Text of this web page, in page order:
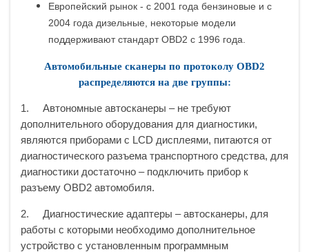
Европейский рынок - с 2001 года бензиновые и с
2004 года дизельные, некоторые модели
поддерживают стандарт OBD2 с 1996 года.
Автомобильные сканеры по протоколу OBD2
распределяются на две группы:
1. Автономные автосканеры – не требуют
дополнительного оборудования для диагностики,
являются приборами с LCD дисплеями, питаются от
диагностического разъема транспортного средства, для
диагностики достаточно – подключить прибор к
разъему OBD2 автомобиля.
2. Диагностические адаптеры – автосканеры, для
работы с которыми необходимо дополнительное
устройство с установленным программным